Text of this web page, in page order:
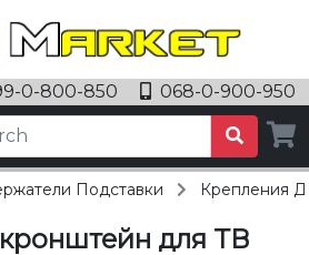
0-800-850 068-0-900-950
Подставки Крепления
для ТВ